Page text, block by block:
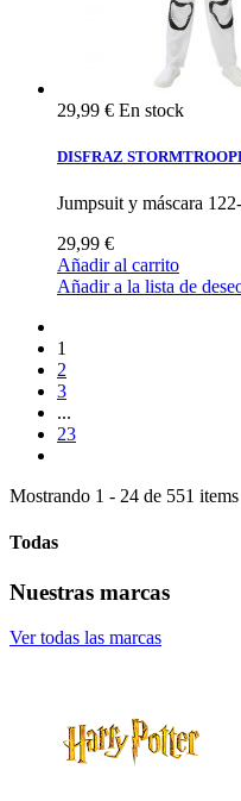
29,99 € En stock
DISFRAZ
Jumpsuit y máscara
29,99 €
Añadir al carrito
Añadir a la lista de
1
2
3
...
23
Mostrando 1 - 24 de 551 items
Todas
Nuestras marcas
Ver todas las marcas